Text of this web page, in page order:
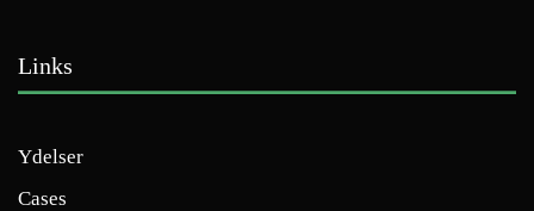
Links
Ydelser
Cases